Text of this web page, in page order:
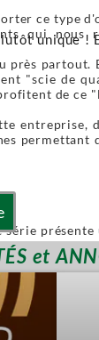
ce type
qui nous
partout.
"scie de
de
unique !
et